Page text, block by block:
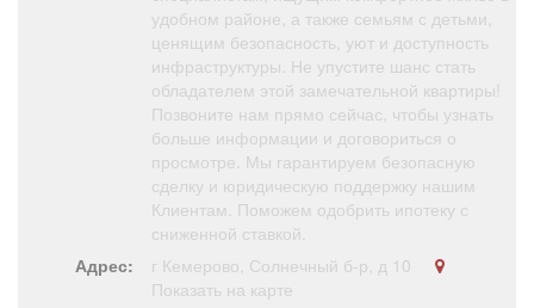
удобном районе, а также семьям с детьми,
ценящим безопасность, уют и доступность
инфраструктуры. Не упустите шанс стать
обладателем этой замечательной квартиры!
Позвоните нам прямо сейчас, чтобы узнать
больше информации и договориться о
просмотре. Мы гарантируем безопасную
сделку и юридическую поддержку нашим
Клиентам. Поможем одобрить ипотеку с
сниженной ставкой.
Адрес:
г Кемерово, Солнечный б-р, д 10
Показать на карте